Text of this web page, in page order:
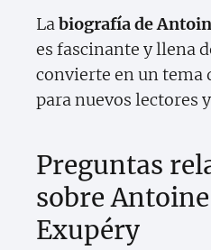
Labiografía de
es fascinante y llena
convierte en un tema
para nuevos lectores
Preguntas
sobre
Exupéry